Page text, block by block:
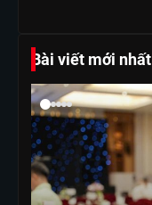
Bài viết mới nhất